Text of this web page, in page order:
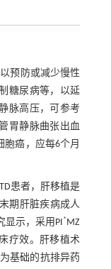
预防或减少慢性
糖尿病等，以延
脉高压，可参考
胃静脉曲张出血
癌，应每6个月
患者，肝移植是
期肝脏疾病成人
显示，采用PI * MZ
疗效。肝移植术
基础的抗排异药